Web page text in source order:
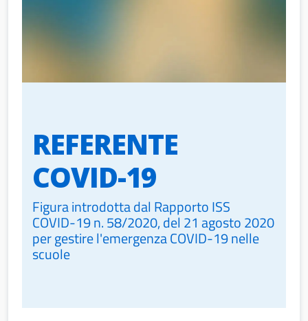
REFERENTE
COVID-19
Figura introdotta dal Rapporto ISS
COVID-19 n. 58/2020, del 21 agosto 2020
per gestire l'emergenza COVID-19 nelle
scuole